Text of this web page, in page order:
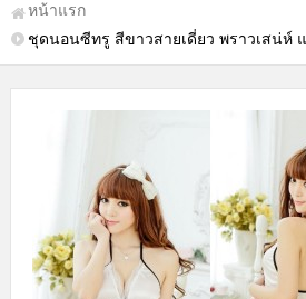
หน้าแรก
ชุดนอนซีทรู สีขาวสายเดี่ยว พราวเสน่ห์